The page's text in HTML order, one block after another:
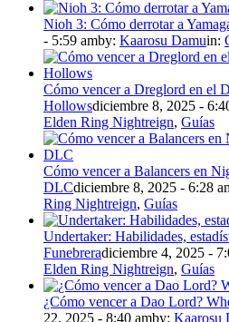
Nioh 3: Cómo derrotar a
- 5:59 amby: Kaarosu Damuin:
Cómo vencer a Dreglord en el
Hollowsdiciembre 8, 2025 -
Elden Ring Nightreign, Guías
Cómo vencer a Balancers en
DLCdiciembre 8, 2025 - 6:28
Ring Nightreign, Guías
Undertaker: Habilidades,
Funebreradiciembre 4, 2025 -
Elden Ring Nightreign, Guías
¿Cómo vencer a Dao Lord?
22, 2025 - 8:40 amby: Kaarosu